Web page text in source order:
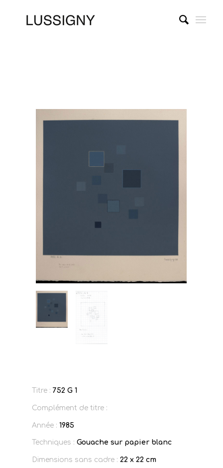
Titre : 752 G 1
Complément de titre :
Année : 1985
Techniques : Gouache sur papier blanc
Dimensions sans cadre : 22 x 22 cm